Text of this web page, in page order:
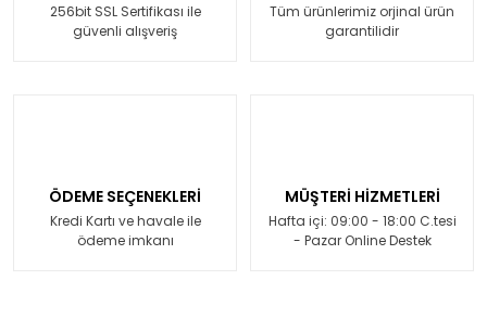
256bit SSL Sertifikası ile
güvenli alışveriş
Tüm ürünlerimiz orjinal ürün
garantilidir
ÖDEME SEÇENEKLERİ
Kredi Kartı ve havale ile
ödeme imkanı
MÜŞTERİ HİZMETLERİ
Hafta içi: 09:00 - 18:00 C.tesi
- Pazar Online Destek